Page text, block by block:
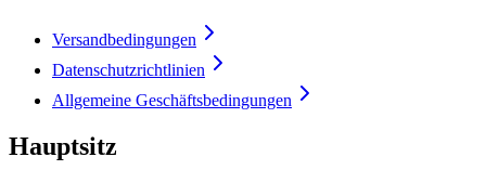
Versandbedingungen
Datenschutzrichtlinien
Allgemeine Geschäftsbedingungen
Hauptsitz